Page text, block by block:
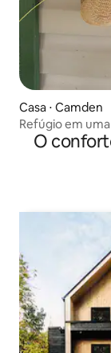
Casa ⋅ Camden
Refúgio em
O